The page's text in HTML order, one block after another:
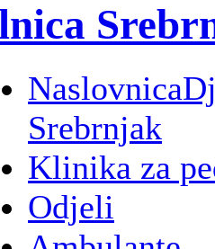
Naslovnica
Srebrnjak
Klinika za
Odjeli